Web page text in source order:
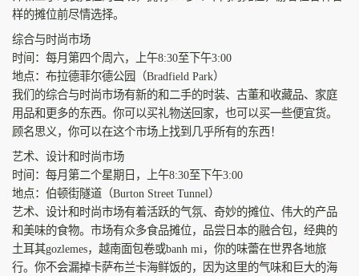
样的摊位前尽情选择。
综合与时尚市场
时间：每月第四个周六，上午8:30至下午3:00
地点：布拉德菲尔德公园（Bradfield Park）
我们的综合与时尚市场有新的和二手的时装、古董和收藏品、家庭
用品和更多的东西。你可以买礼物送回家，也可以买一些便宜货。
顾名思义，你可以在这个市场上找到几乎所有的东西！
艺术、设计和时尚市场
时间：每月第二个星期日，上午8:30至下午3:00
地点：伯顿街隧道（Burton Street Tunnel）
艺术、设计和时尚市场有着活跃的气氛、奇妙的摊位、伟大的产品
和美味的食物。市场有众多食品摊位，品尝日本的融合包，经典的
土耳其gozlemes，越南面包卷或banh mi，你的味蕾在世界各地旅
行。你不会漏掉卡萨布兰卡海鲜饭的，因为这里的气味和巨大的海